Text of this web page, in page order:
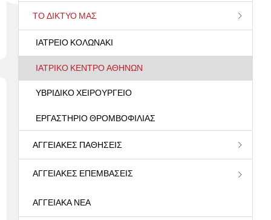
ΤΟ ΔΊΚΤΥΌ ΜΑΣ
ΙΑΤΡΕΊΟ ΚΟΛΩΝΆΚΙ
ΙΑΤΡΙΚΌ ΚΈΝΤΡΟ ΑΘΗΝΏΝ
ΥΒΡΙΔΙΚΌ ΧΕΙΡΟΥΡΓΕΊΟ
ΕΡΓΑΣΤΉΡΙΟ ΘΡΟΜΒΟΦΙΛΊΑΣ
ΑΓΓΕΙΑΚΈΣ ΠΑΘΉΣΕΙΣ
ΑΓΓΕΙΑΚΈΣ ΕΠΕΜΒΆΣΕΙΣ
ΑΓΓΕΙΑΚΆ ΝΈΑ